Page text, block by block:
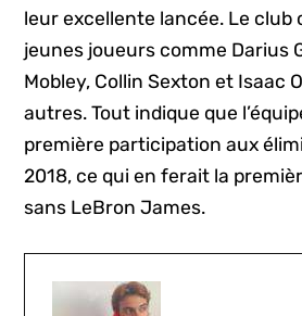
leur excellente lancée. Le club
jeunes joueurs comme Darius
Mobley, Collin Sexton et Isaac
autres. Tout indique que
première participation aux
2018, ce qui en ferait la
sans LeBron James.